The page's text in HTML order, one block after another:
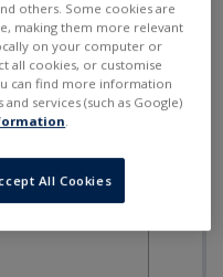
others. Some cookies are
making them more relevant
on your computer or
all cookies, or customise
can find more information
services (such as Google)
.
All Cookies